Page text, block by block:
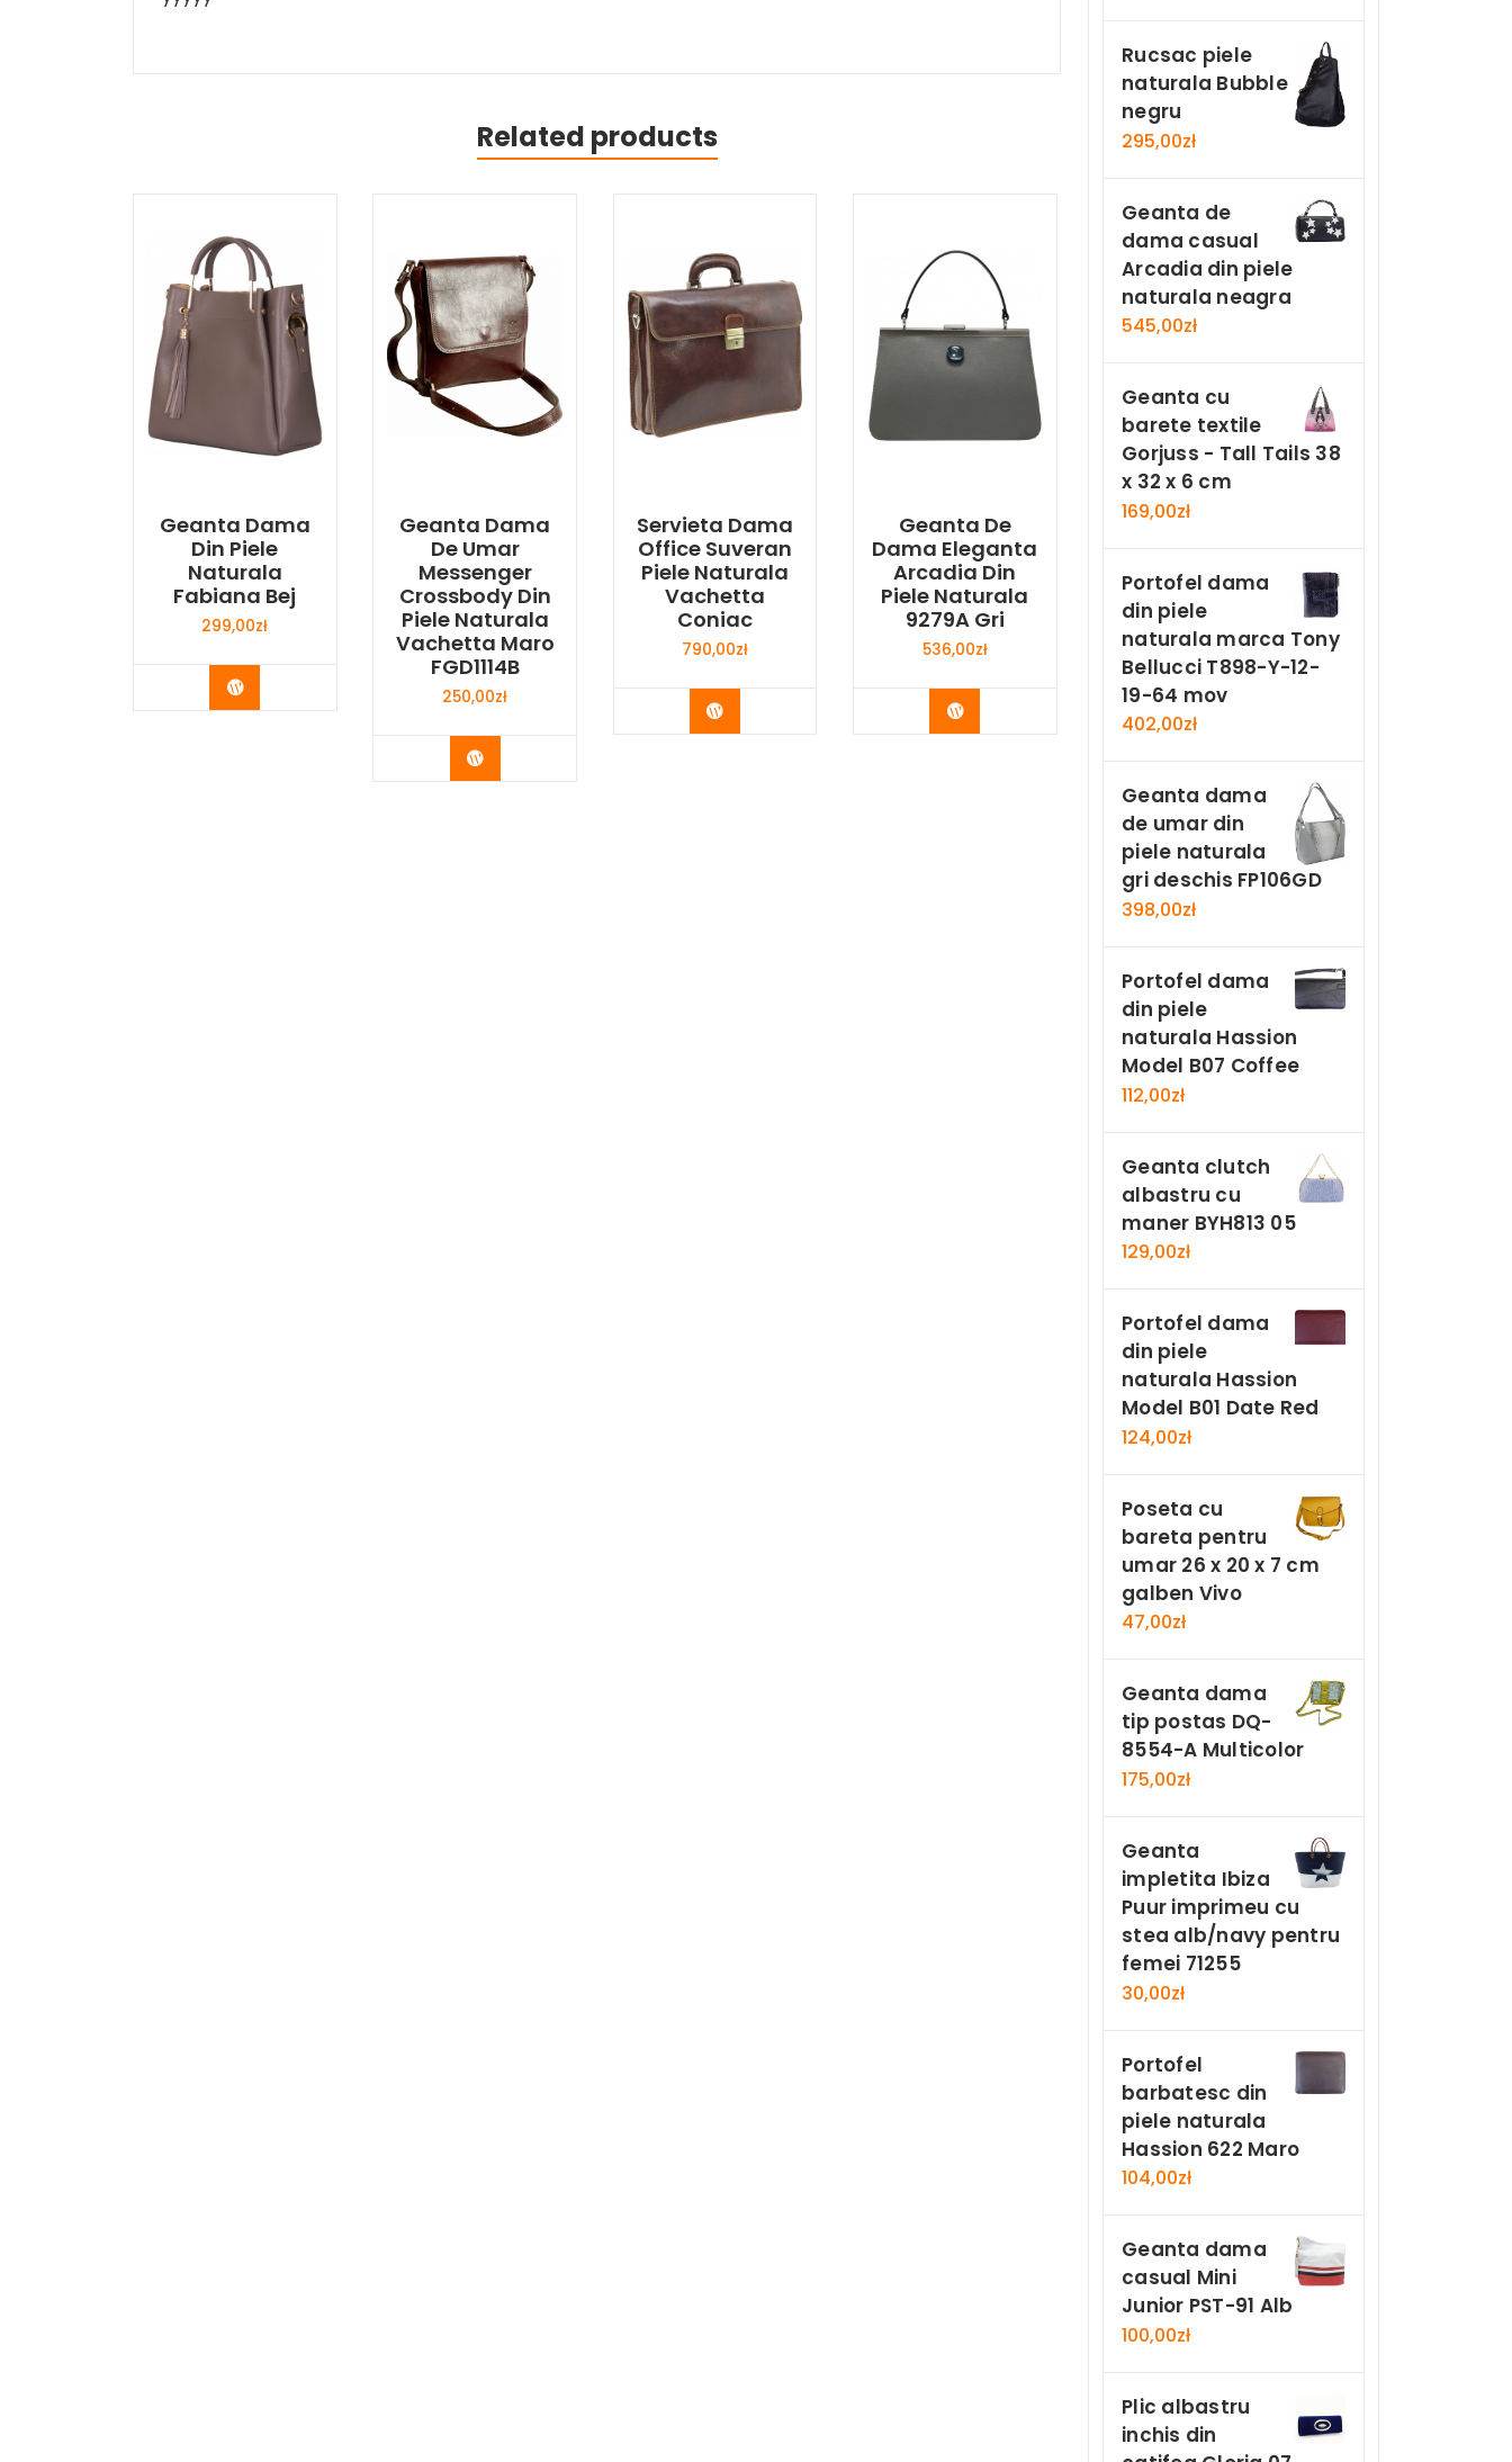
Related products
Geanta Dama
Din Piele
Naturala
Fabiana Bej
299,00zł
Buy Now
Geanta Dama
De Umar
Messenger
Crossbody Din
Piele Naturala
Vachetta Maro
FGD1114B
250,00zł
Buy Now
Servieta Dama
Office Suveran
Piele Naturala
Vachetta
Coniac
790,00zł
Buy Now
Geanta De
Dama Eleganta
Arcadia Din
Piele Naturala
9279A Gri
536,00zł
Buy Now
Rucsac piele
naturala Bubble
negru
295,00zł
Geanta de
dama casual
Arcadia din piele
naturala neagra
545,00zł
Geanta cu
barete textile
Gorjuss - Tall Tails 38
x 32 x 6 cm
169,00zł
Portofel dama
din piele
naturala marca Tony
Bellucci T898-Y-12-
19-64 mov
402,00zł
Geanta dama
de umar din
piele naturala
gri deschis FP106GD
398,00zł
Portofel dama
din piele
naturala Hassion
Model B07 Coffee
112,00zł
Geanta clutch
albastru cu
maner BYH813 05
129,00zł
Portofel dama
din piele
naturala Hassion
Model B01 Date Red
124,00zł
Poseta cu
bareta pentru
umar 26 x 20 x 7 cm
galben Vivo
47,00zł
Geanta dama
tip postas DQ-
8554-A Multicolor
175,00zł
Geanta
impletita Ibiza
Puur imprimeu cu
stea alb/navy pentru
femei 71255
30,00zł
Portofel
barbatesc din
piele naturala
Hassion 622 Maro
104,00zł
Geanta dama
casual Mini
Junior PST-91 Alb
100,00zł
Plic albastru
inchis din